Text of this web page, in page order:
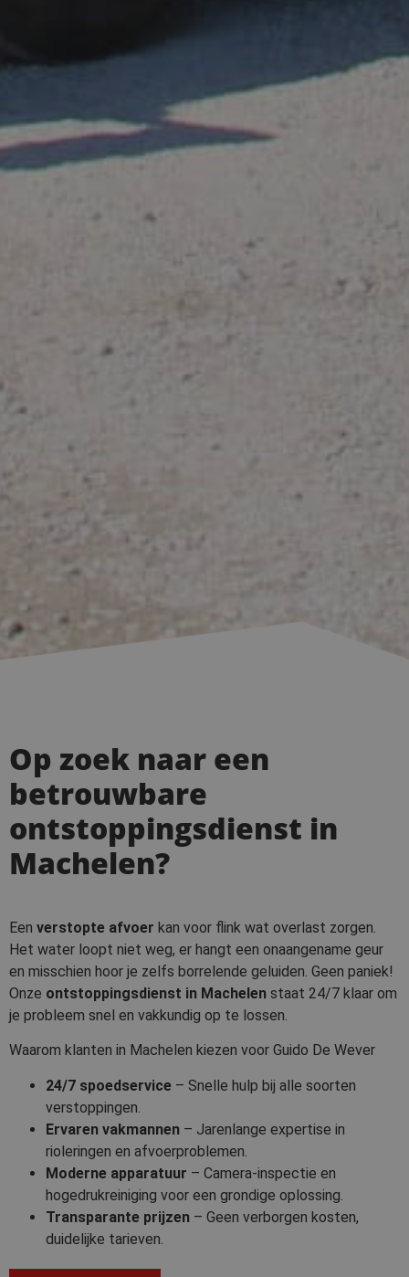
Op zoek naar een
betrouwbare
ontstoppingsdienst in
Machelen?
Een verstopte afvoer kan voor flink wat overlast zorgen.
Het water loopt niet weg, er hangt een onaangename geur
en misschien hoor je zelfs borrelende geluiden. Geen paniek!
Onze ontstoppingsdienst in Machelen staat 24/7 klaar om
je probleem snel en vakkundig op te lossen.
Waarom klanten in Machelen kiezen voor Guido De Wever
24/7 spoedservice – Snelle hulp bij alle soorten
verstoppingen.
Ervaren vakmannen – Jarenlange expertise in
rioleringen en afvoerproblemen.
Moderne apparatuur – Camera-inspectie en
hogedrukreiniging voor een grondige oplossing.
Transparante prijzen – Geen verborgen kosten,
duidelijke tarieven.